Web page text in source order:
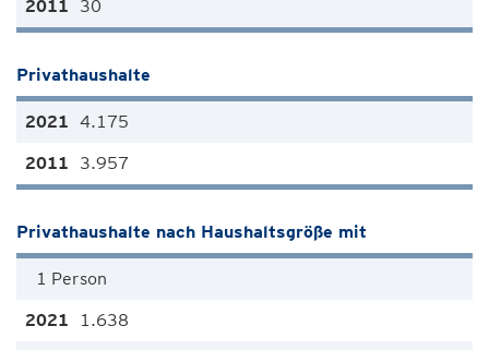
30
Privathaushalte
4.175
3.957
Privathaushalte nach Haushaltsgröße mit
1 Person
1.638